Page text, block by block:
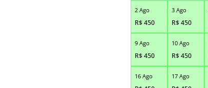
2 Ago
R$450
3 Ago
R$450
9 Ago
R$450
10 Ago
R$450
16 Ago 17 Ago